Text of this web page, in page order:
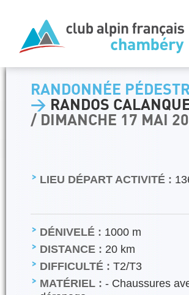
RANDONNÉE
> RANDOS
/ DIMANCHE 17 MAI
LIEU DÉPART ACTIVITÉ :
DÉNIVELÉ : 1000 m
DISTANCE : 20 km
DIFFICULTÉ : T2/T3
MATÉRIEL : - Chaussures